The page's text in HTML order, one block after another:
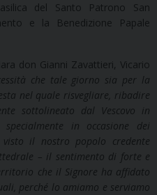
del Santo Patrono San
e la Benedizione Papale
don Gianni Zavattieri, Vicario
che tale giorno sia per la
nel quale risvegliare, ribadire
sottolineato dal Vescovo in
in occasione dei
il nostro popolo credente
– il sentimento di forte e
che il Signore ha affidato
perché lo amiamo e serviamo